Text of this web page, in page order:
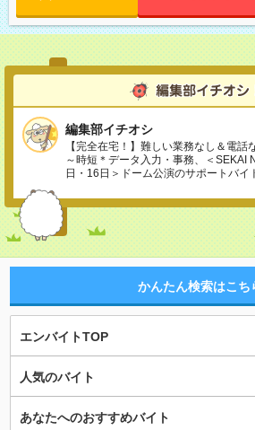
編集部イチオシ
【完全在宅！】難しい業務なし＆電話
～時短＊データ入力・事務、＜SEKAI
日・16日＞ドーム公演のサポートバイ
かんたん検索はこち
エンバイトTOP
人気のバイト
あなたへのおすすめバイト